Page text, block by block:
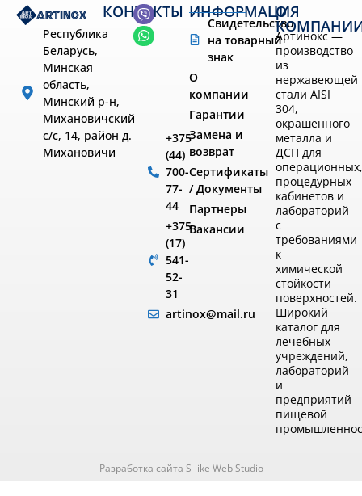
Республика
Беларусь,
Минская
область,
Минский р-н,
Михановичский
с/с, 14, район д.
Михановичи
КОНТАКТЫ
+375
(44)
700-
77-
44
+375
(17)
541-
52-
31
artinox@mail.ru
ИНФОРМАЦИЯ
Свидетельство
на товарный
знак
О
компании
Гарантии
Замена и
возврат
Сертификаты
/ Документы
Партнеры
Вакансии
О
Артинокс —
производство
из
нержавеющей
стали AISI
304,
окрашенного
металла и
ДСП для
операционных,
процедурных
кабинетов и
лабораторий
с
требованиями
к
химической
стойкости
поверхностей.
Широкий
каталог для
лечебных
учреждений,
лабораторий
и
предприятий
пищевой
Разработка сайта S-like Web Studio